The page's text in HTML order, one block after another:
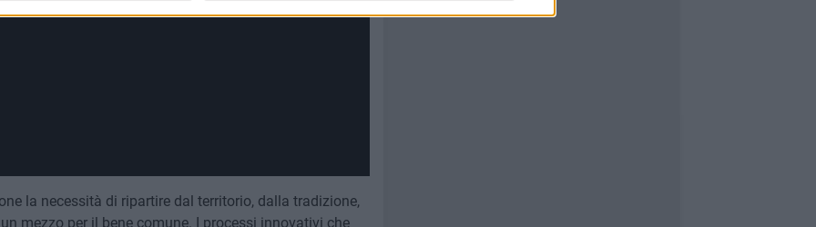
la necessità di ripartire dal territorio, dalla tradizione,
mezzo per il bene comune. I processi innovativi che